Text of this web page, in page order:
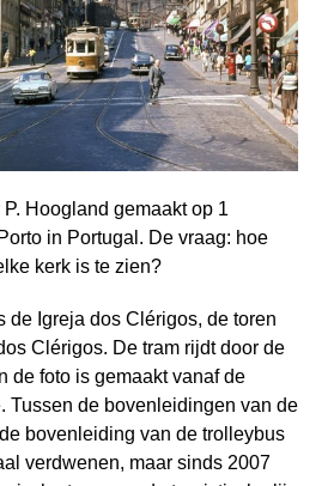
Hoogland gemaakt op 1
in Portugal. De vraag: hoe
kerk is te zien?
de Igreja dos Clérigos, de toren
Clérigos. De tram rijdt door de
de foto is gemaakt vanaf de
Tussen de bovenleidingen van de
bovenleiding van de trolleybus
verdwenen, maar sinds 2007